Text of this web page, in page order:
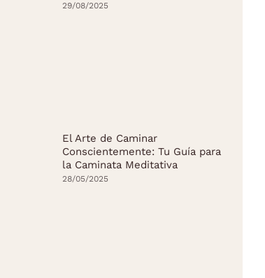
29/08/2025
El Arte de Caminar
Conscientemente: Tu Guía para
la Caminata Meditativa
28/05/2025